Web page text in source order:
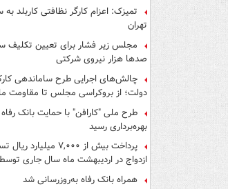
تمیزک: اعزام کارگر نظافتی کاربلد به
تهران
مجلس زیر فشار برای تعیین تکلیف
صدها هزار نیروی شرکتی
چالش‌های اجرایی طرح ساماندهی
دولت؛ از بروکراسی مجلس تا مقاومت
واسطه‌گری
طرح ملی "کارافن" با حمایت بانک رفاه
بهره‌برداری رسید
پرداخت بیش از ۷,۰۰۰
ازدواج در اردیبهشت ماه سال جاری
کارگران
همراه بانک رفاه به‌روزرسانی شد